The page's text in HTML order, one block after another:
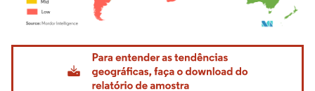
Imagem © Mordor Intelligence. O reuso requer atribuição conforme CC BY 4.0.